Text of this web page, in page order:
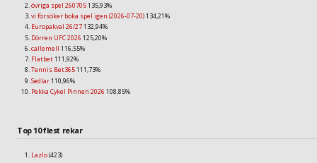
övriga spel 260705135,93%
vi försöker boka spel igen (2026-07-20)134,21%
Europakval 26/27132,94%
Dörren UFC 2026 125,20%
callemell 116,55%
Flatbet111,92%
Tennis Bet365111,73%
Sedlar110,96%
Pekka Cykel Pinnen 2026 108,85%
Top 10 flest rekar
Lazlo(423)